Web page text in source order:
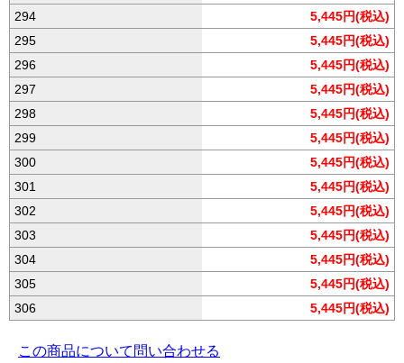
294
5,445円(税込)
295
5,445円(税込)
296
5,445円(税込)
297
5,445円(税込)
298
5,445円(税込)
299
5,445円(税込)
300
5,445円(税込)
301
5,445円(税込)
302
5,445円(税込)
303
5,445円(税込)
304
5,445円(税込)
305
5,445円(税込)
306
5,445円(税込)
この商品について問い合わせる